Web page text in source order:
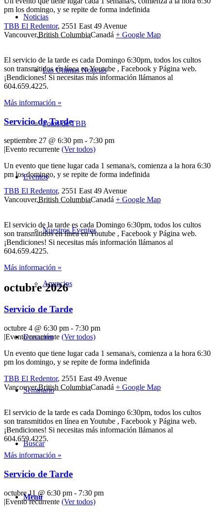
Noticias
Las Últimas Noticias
Fotos de TBB
Eventos
Nuestros Eventos
Anuncios
Donación
Seminario
Buscar
Menú
pm los domingo, y se repite de forma indefinida
TBB El Redentor, 2551 East 49 Avenue
Vancouver,British ColumbiaCanadá + Google Map
El servicio de la tarde es cada Domingo 6:30pm, todos los cultos
son transmitidos en línea en Youtube , Facebook y Página web.
¡Bendiciones! Si necesitas más información llámanos al
604.659.4225.
Más información »
Servicio de Tarde
septiembre 27 @ 6:30 pm - 7:30 pm
|Evento recurrente (Ver todos)
Un evento que tiene lugar cada 1 semana/s, comienza a la hora 6:30
pm los domingo, y se repite de forma indefinida
TBB El Redentor, 2551 East 49 Avenue
Vancouver,British ColumbiaCanadá + Google Map
El servicio de la tarde es cada Domingo 6:30pm, todos los cultos
son transmitidos en línea en Youtube , Facebook y Página web.
¡Bendiciones! Si necesitas más información llámanos al
604.659.4225.
Más información »
octubre 2026
Servicio de Tarde
octubre 4 @ 6:30 pm - 7:30 pm
|Evento recurrente (Ver todos)
Un evento que tiene lugar cada 1 semana/s, comienza a la hora 6:30
pm los domingo, y se repite de forma indefinida
TBB El Redentor, 2551 East 49 Avenue
Vancouver,British ColumbiaCanadá + Google Map
El servicio de la tarde es cada Domingo 6:30pm, todos los cultos
son transmitidos en línea en Youtube , Facebook y Página web.
¡Bendiciones! Si necesitas más información llámanos al
604.659.4225.
Más información »
Servicio de Tarde
octubre 11 @ 6:30 pm - 7:30 pm
|Evento recurrente (Ver todos)